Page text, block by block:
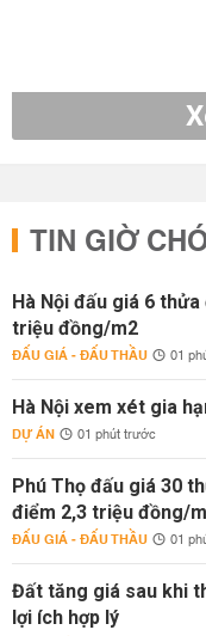
TIN GIỜ
Hà Nội đấu giá 6
triệu đồng/m2
ĐẤU GIÁ - ĐẤU THẦU 01
Hà Nội xem xét gia
DỰ ÁN 01 phút trước
Phú Thọ đấu giá 30
điểm 2,3 triệu đồng/
ĐẤU GIÁ - ĐẤU THẦU 01
Đất tăng giá sau khi
lợi ích hợp lý